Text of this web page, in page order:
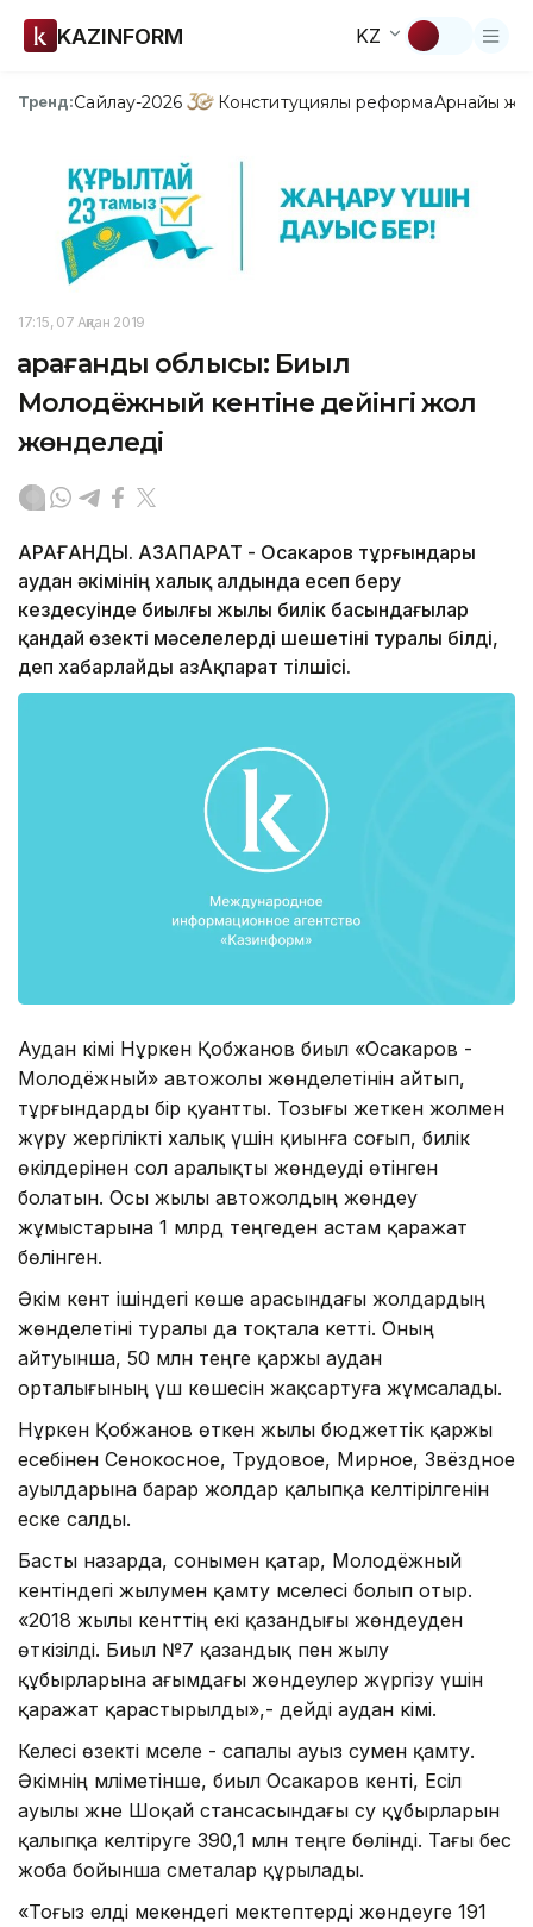
KAZINFORM KZ
Тренд:Сайлау-2026 Конституциялық реформаАрнайы
17:15, 07 Ақпан 2019
Қарағанды облысы: Биыл
Молодёжный кентіне дейінгі жол
жөнделеді
ҚАРАҒАНДЫ. ҚАЗАҚПАРАТ - Осакаров тұрғындары
аудан әкімінің халық алдында есеп беру
кездесуінде биылғы жылы билік басындағылар
қандай өзекті мәселелерді шешетіні туралы білді,
деп хабарлайды ҚазАқпарат тілшісі.
Аудан әкімі Нұркен Қобжанов биыл «Осакаров -
Молодёжный» автожолы жөнделетінін айтып,
тұрғындарды бір қуантты. Тозығы жеткен жолмен
жүру жергілікті халық үшін қиынға соғып, билік
өкілдерінен сол аралықты жөндеуді өтінген
болатын. Осы жылы автожолдың жөндеу
жұмыстарына 1 млрд теңгеден астам қаражат
бөлінген.
Әкім кент ішіндегі көше арасындағы жолдардың
жөнделетіні туралы да тоқтала кетті. Оның
айтуынша, 50 млн теңге қаржы аудан
орталығының үш көшесін жақсартуға жұмсалады.
Нұркен Қобжанов өткен жылы бюджеттік қаржы
есебінен Сенокосное, Трудовое, Мирное, Звёздное
ауылдарына барар жолдар қалыпқа келтірілгенін
еске салды.
Басты назарда, сонымен қатар, Молодёжный
кентіндегі жылумен қамту мәселесі болып отыр.
«2018 жылы кенттің екі қазандығы жөндеуден
өткізілді. Биыл №7 қазандық пен жылу
құбырларына ағымдағы жөндеулер жүргізу үшін
қаражат қарастырылды»,- дейді аудан әкімі.
Келесі өзекті мәселе - сапалы ауыз сумен қамту.
Әкімнің мәліметінше, биыл Осакаров кенті, Есіл
ауылы және Шоқай стансасындағы су құбырларын
қалыпқа келтіруге 390,1 млн теңге бөлінді. Тағы бес
жоба бойынша сметалар құрылады.
«Тоғыз елді мекендегі мектептерді жөндеуге 191